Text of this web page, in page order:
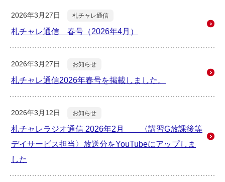
2026年3月27日 札チャレ通信
札チャレ通信 春号（2026年4月）
2026年3月27日 お知らせ
札チャレ通信2026年春号を掲載しました。
2026年3月12日 お知らせ
札チャレラジオ通信 2026年2月 〈講習G放課後等
デイサービス担当〉放送分をYouTubeにアップしま
した